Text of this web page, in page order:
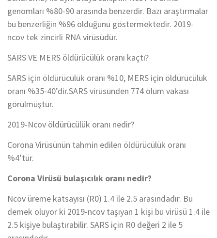
genomları %80-90 arasında benzerdir. Bazı araştırmalar
bu benzerliğin %96 olduğunu göstermektedir. 2019-
ncov tek zincirli RNA virüsüdür.
SARS VE MERS öldürücülük oranı kaçtı?
SARS için öldürücülük oranı %10, MERS için öldürücülük
oranı %35-40’dir.SARS virüsünden 774 ölüm vakası
görülmüştür.
2019-Ncov öldürücülük oranı nedir?
Corona Virüsünün tahmin edilen öldürücülük oranı
%4’tür.
Corona Virüsü bulaşıcılık oranı nedir?
Ncov üreme katsayısı (R0) 1.4 ile 2.5 arasındadır. Bu
demek oluyor ki 2019-ncov taşıyan 1 kişi bu virüsü 1.4 ile
2.5 kişiye bulaştırabilir. SARS için R0 değeri 2 ile 5